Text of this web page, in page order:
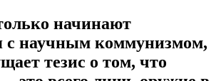
начинают
с научным коммунизмом,
тезис о том, что